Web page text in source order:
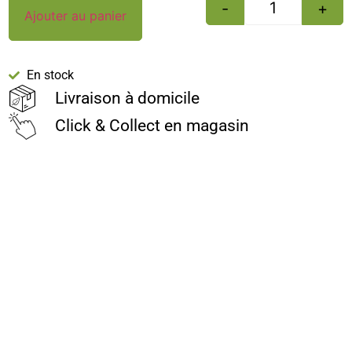
- +
Ajouter au panier
En stock
Livraison à domicile
Click & Collect en magasin